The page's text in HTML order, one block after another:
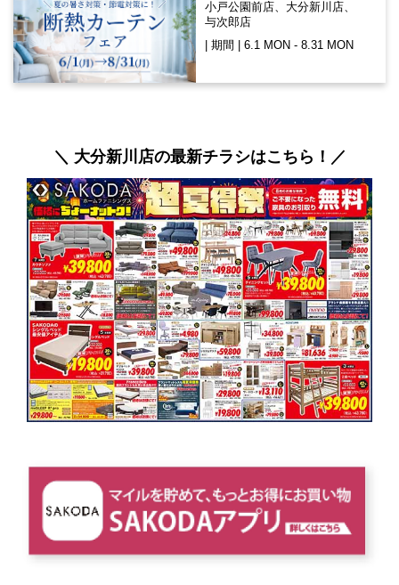
小戸公園前店、大分新川店、
与次郎店
| 期間 | 6.1 MON - 8.31 MON
＼ 大分新川店の最新チラシはこちら！／